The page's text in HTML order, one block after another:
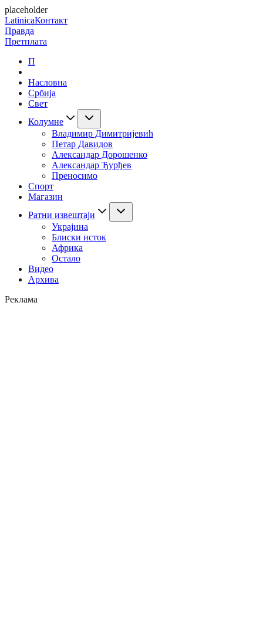
placeholder
LatinicaКонтакт
Правда
Претплата
П
Насловна
Србија
Свет
Колумне
Владимир Димитријевић
Петар Давидов
Александар Дорошенко
Александар Ђурђев
Преносимо
Спорт
Магазин
Ратни извештаји
Украјина
Блиски исток
Африка
Остало
Видео
Архива
Реклама